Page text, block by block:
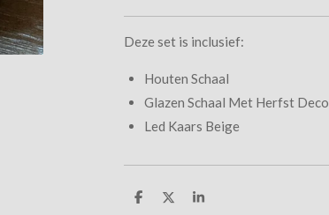
Deze set is inclusief:
Houten Schaal
Glazen Schaal Met Herfst Deco
Led Kaars Beige
D
D
S